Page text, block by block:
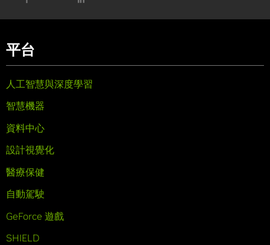
平台
人工智慧與深度學習
智慧機器
資料中心
設計視覺化
醫療保健
自動駕駛
GeForce 遊戲
SHIELD